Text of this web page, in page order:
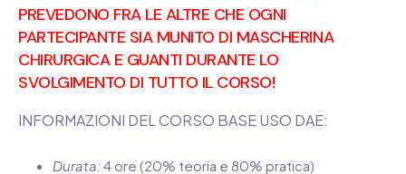
PREVEDONO FRA LE ALTRE CHE OGNI
PARTECIPANTE SIA MUNITO DI MASCHERINA
CHIRURGICA E GUANTI DURANTE LO
SVOLGIMENTO DI TUTTO IL CORSO!
INFORMAZIONI DEL CORSO BASE USO DAE:
Durata:4 ore (20% teoria e 80% pratica)